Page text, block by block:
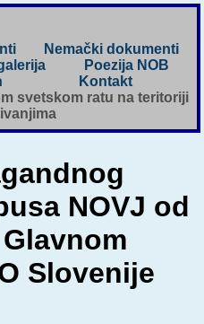
Nemački dokumenti
Poezija NOB
Kontakt
svetskom ratu na teritoriji
NOVJ od
Slovenije